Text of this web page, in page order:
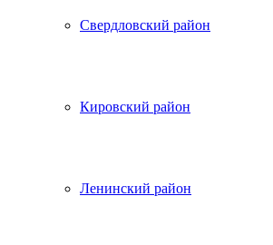
Свердловский район
Кировский район
Ленинский район